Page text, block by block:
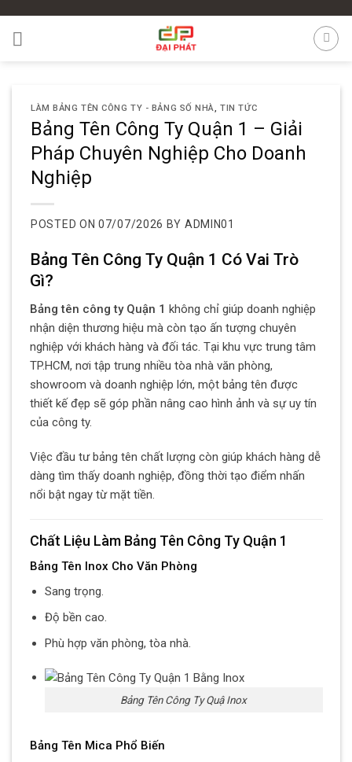
content
LÀM BẢNG TÊN CÔNG TY - BẢNG SỐ NHÀ,TIN TỨC
Bảng Tên Công Ty Quận 1 – Giải
Pháp Chuyên Nghiệp Cho Doanh
Nghiệp
POSTED ON 07/07/2026 BY ADMIN01
Bảng Tên Công Ty Quận 1 Có Vai Trò
Gì?
Bảng tên công ty Quận 1 không chỉ giúp doanh nghiệp
nhận diện thương hiệu mà còn tạo ấn tượng chuyên
nghiệp với khách hàng và đối tác. Tại khu vực trung tâm
TP.HCM, nơi tập trung nhiều tòa nhà văn phòng,
showroom và doanh nghiệp lớn, một bảng tên được
thiết kế đẹp sẽ góp phần nâng cao hình ảnh và sự uy tín
của công ty.
Việc đầu tư bảng tên chất lượng còn giúp khách hàng dễ
dàng tìm thấy doanh nghiệp, đồng thời tạo điểm nhấn
nổi bật ngay từ mặt tiền.
Chất Liệu Làm Bảng Tên Công Ty Quận 1
Bảng Tên Inox Cho Văn Phòng
Sang trọng.
Độ bền cao.
Phù hợp văn phòng, tòa nhà.
Bảng Tên Công Ty Quậ Inox
Bảng Tên Mica Phổ Biến